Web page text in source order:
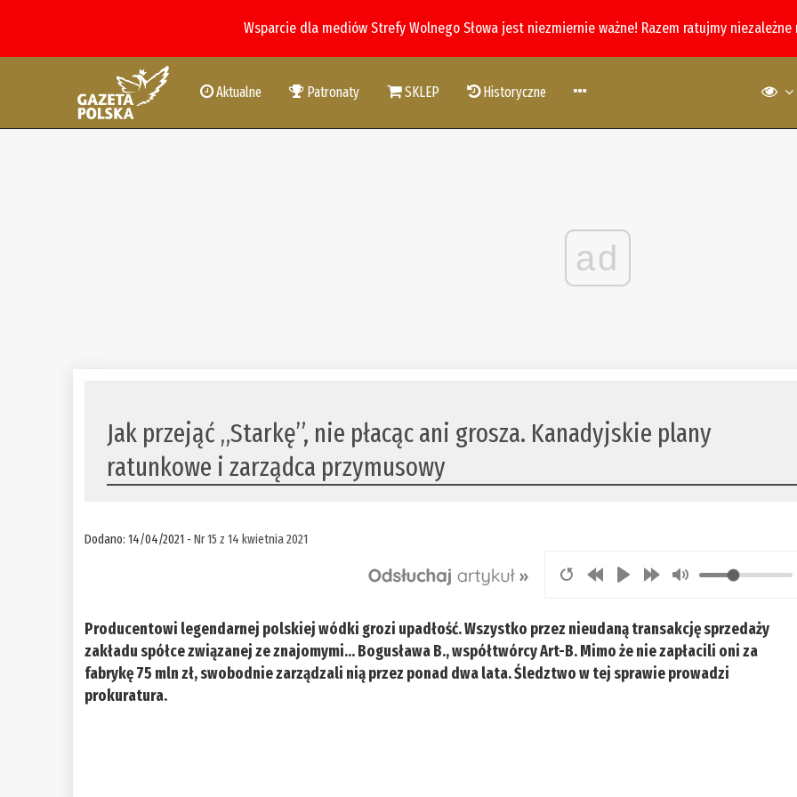
Wsparcie dla mediów Strefy Wolnego Słowa jest niezmiernie ważne! Razem ratujmy
Aktualne Patronaty SKLEP Historyczne
ad
Jak przejąć „Starkę”, nie płacąc ani grosza. Kanadyjskie plany
ratunkowe i zarządca przymusowy
Dodano: 14/04/2021 -Nr 15 z 14 kwietnia 2021
Producentowi legendarnej polskiej wódki grozi upadłość. Wszystko przez nieudaną transakcję sprzedaży
zakładu spółce związanej ze znajomymi… Bogusława B., współtwórcy Art-B. Mimo że nie zapłacili oni za
fabrykę 75 mln zł, swobodnie zarządzali nią przez ponad dwa lata. Śledztwo w tej sprawie prowadzi
prokuratura.